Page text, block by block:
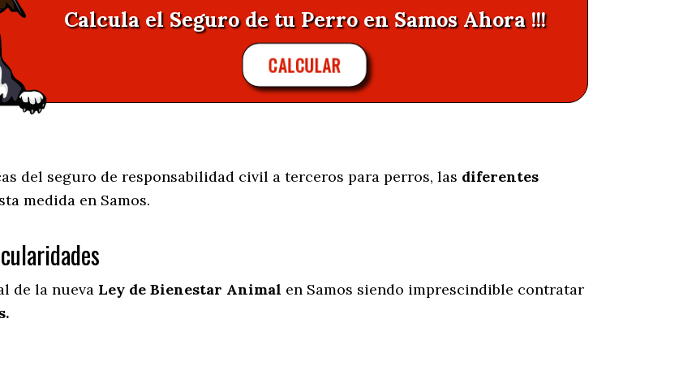
Calcula el Seguro de tu Perro en Samos Ahora !!!
CALCULAR
del seguro de responsabilidad civil a terceros para perros, las diferentes
medida en Samos.
de la nueva Ley de Bienestar Animal en Samos siendo imprescindible contratar